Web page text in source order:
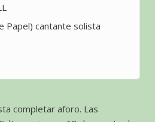
Papel) cantante solista
completar aforo. Las